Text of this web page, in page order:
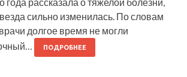
сильно изменилась. По словам
долгое время не могли
ПОДРОБНЕЕ